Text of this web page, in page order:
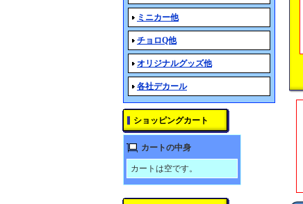
ミニカー他
チョロQ他
オリジナルグッズ他
各社デカール
ショッピングカート
カートの中身
カートは空です。